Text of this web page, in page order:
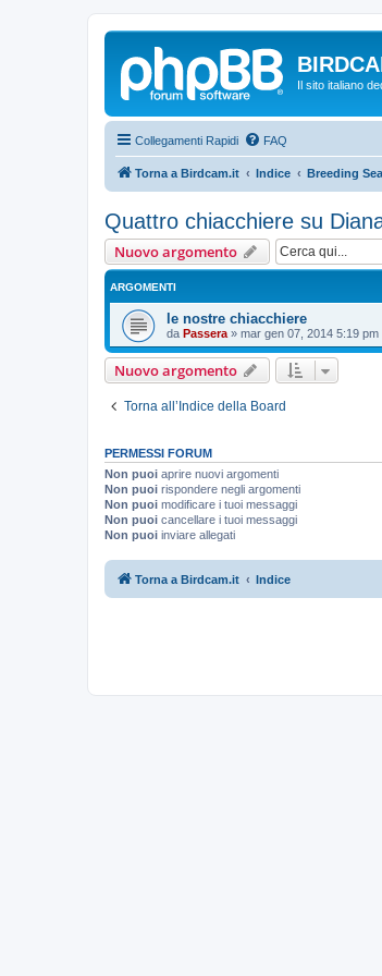
Il sito italiano
Collegamenti Rapidi FAQ
Torna a Birdcam.it Indice Breeding
Quattro chiacchiere su
Nuovo argomento
ARGOMENTI
le nostre chiacchiere
da Passera » mar gen 07, 2014 5:19 pm
Nuovo argomento
Torna all’Indice della Board
PERMESSI FORUM
Non puoi aprire nuovi argomenti
Non puoi rispondere negli argomenti
Non puoi modificare i tuoi messaggi
Non puoi cancellare i tuoi messaggi
Non puoi inviare allegati
Torna a Birdcam.it Indice